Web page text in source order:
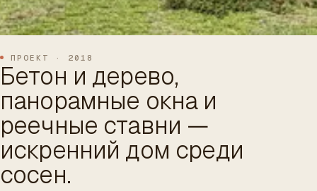
ПРОЕКТ · 2018
Бетон и дерево,
панорамные окна и
реечные ставни —
искренний дом среди
сосен.